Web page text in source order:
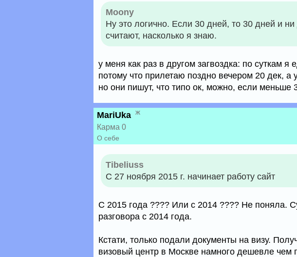
Moony
Ну это логично. Если 30 дней, то 30 дней и
считают, насколько я знаю.
у меня как раз в другом загвоздка: по суткам
потому что прилетаю поздно вечером 20 дек, а
но они пишут, что типо ок, можно, если меньше
MariUka ж
Карма 0
О себе
Tibeliuss
С 27 ноября 2015 г. начинает работу сайт
С 2015 года ???? Или с 2014 ???? Не поняла.
разговора с 2014 года.
Кстати, только подали документы на визу.
визовый центр в Москве намного дешевле чем